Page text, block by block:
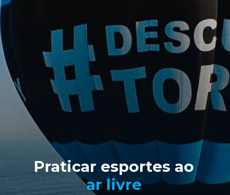
Praticar esportes ao
ar livre